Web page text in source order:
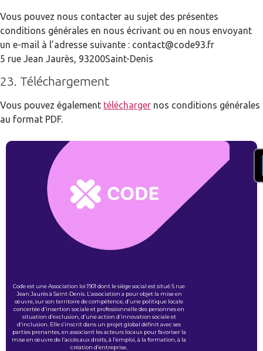
Vous pouvez nous contacter au sujet des présentes
conditions générales en nous écrivant ou en nous envoyant
un e-mail à l’adresse suivante : contact@code93.fr
5 rue Jean Jaurès, 93200Saint-Denis
23. Téléchargement
Vous pouvez également télécharger nos conditions générales
au format PDF.
Code est une Association loi 1901 dont le siège social est situé 5 rue
Jean Jaurès à Saint-Denis. L’association a pour objet la mise en
œuvre, sur son territoire de compétence, d’une politique locale
concertée d’insertion sociale et professionnelle des personnes en
situation d’exclusion, d’une action d’innovation sociale et
d’inclusion. Elle s’inscrit dans un projet global définit avec ses
parties prenantes, en associant les acteurs locaux pour favoriser la
mise en œuvre de l’accès aux droits, à l’emploi, à la formation, à la
création d’entreprise.